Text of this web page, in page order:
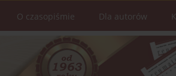
O czasopiśmie Dla autorów